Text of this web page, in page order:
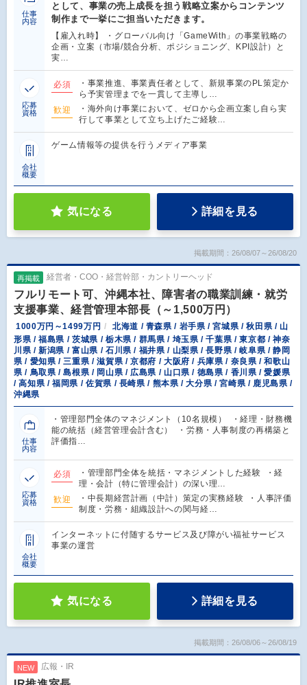
仕事
内容
として、事業の売上成長を担う戦略立案からコンテンツ
制作まで一挙にご担当いただきます。
【雇入れ時】 ・グローバル向け「GameWith」の事業戦略の
企画・立案（市場/競合分析、ポジショニング、KPI設計）と
実…
応募
資格
必須
・事業推進、事業責任者として、新規事業のPL策定か
ら予実管理までを一貫して主導し…
歓迎
・海外向け事業において、ゼロから企画立案し自ら実
行して事業として立ち上げたご経験…
会社
概要
ゲーム情報等の提供を行うメディア事業
気になる 詳細を見る
掲載期間：26/08/07～26/08/20
再掲載 経営者・COO・経営幹部・カントリーヘッド
フルリモート可、沖縄本社、障害者の職業訓練・就労
支援事業、経営管理本部長（～1,500万円）
1000万円～1499万円
北海道 / 青森県 / 岩手県 / 宮城県 / 秋田県 / 山
形県 / 福島県 / 茨城県 / 栃木県 / 群馬県 / 埼玉県 / 千葉県 / 東京都 / 神奈
川県 / 新潟県 / 富山県 / 石川県 / 福井県 / 山梨県 / 長野県 / 岐阜県 / 静岡
県 / 愛知県 / 三重県 / 滋賀県 / 京都府 / 大阪府 / 兵庫県 / 奈良県 / 和歌山
県 / 鳥取県 / 島根県 / 岡山県 / 広島県 / 山口県 / 徳島県 / 香川県 / 愛媛県
/ 高知県 / 福岡県 / 佐賀県 / 長崎県 / 熊本県 / 大分県 / 宮崎県 / 鹿児島県 /
沖縄県
仕事
内容
・管理部門全体のマネジメント（10名規模） ・経理・財務機
能の統括（経営管理会計含む） ・労務・人事制度の再構築と
評価指…
応募
資格
必須
・管理部門全体を統括・マネジメントした経験 ・経
理・会計（特に管理会計）の深い理…
歓迎
・中長期経営計画（中計）策定の実務経験 ・人事評価
制度・労務・組織設計への関与経…
会社
概要
インターネットに付随するサービス及び障がい福祉サービス
事業の運営
気になる 詳細を見る
掲載期間：26/08/06～26/08/19
NEW 広報・IR